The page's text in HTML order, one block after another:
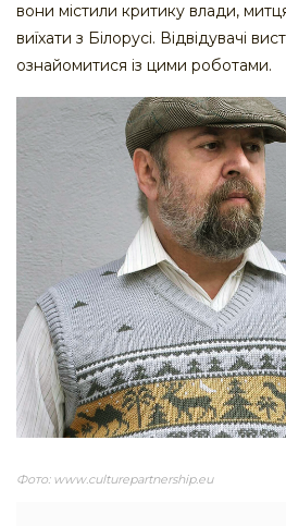
вони містили критику влади,
виїхати з Білорусі. Відвідувачі
ознайомитися із цими роботами.
Фото: www.culturepartnership.eu